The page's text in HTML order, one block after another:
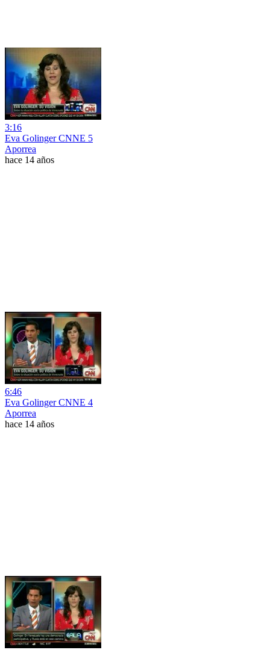
3:16
Eva Golinger CNNE 5
Aporrea
hace 14 años
6:46
Eva Golinger CNNE 4
Aporrea
hace 14 años